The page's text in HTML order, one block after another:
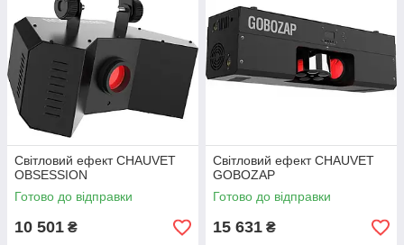
Світловий ефект CHAUVET
OBSESSION
Готово до відправки
10 501 ₴
Світловий ефект CHAUVET
GOBOZAP
Готово до відправки
15 631 ₴